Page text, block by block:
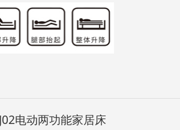
电动两功能家居床